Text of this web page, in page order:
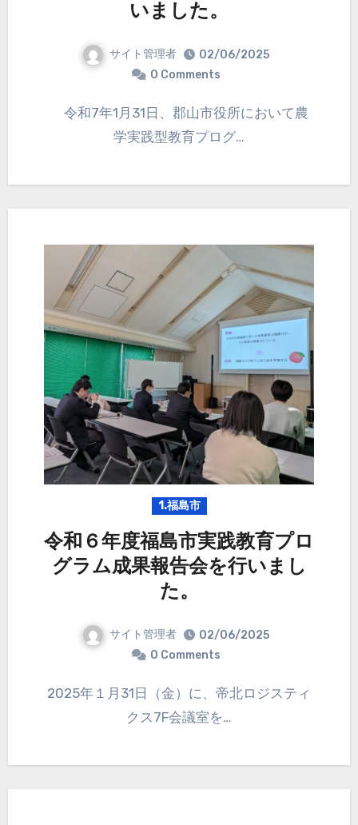
いました。
サイト管理者
02/06/2025
0 Comments
令和7年1月31日、郡山市役所において農
学実践型教育プログ…
1.福島市
令和６年度福島市実践教育プロ
グラム成果報告会を行いまし
た。
サイト管理者
02/06/2025
0 Comments
2025年１⽉31⽇（金）に、帝北ロジスティ
クス7F会議室を…